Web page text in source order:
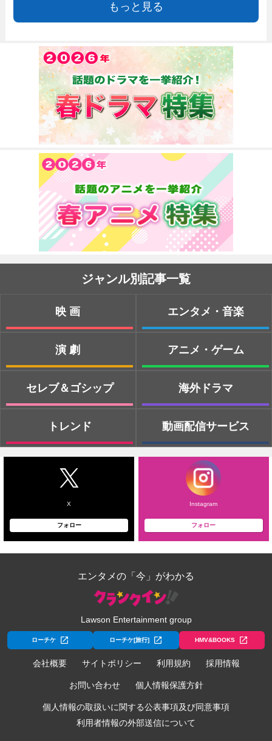
もっと見る
ジャンル別記事一覧
映画
演劇
セレブ＆ゴシップ
トレンド
エンタメ・音楽
アニメ・ゲーム
海外ドラマ
動画配信サービス
X
フォロー
Instagram
フォロー
エンタメの「今」がわかる
Lawson Entertainment group
ローチケ ローチケ[旅行] HMV&BOOKS
会社概要 サイトポリシー 利用規約 採用情報
お問い合わせ 個人情報保護方針
個人情報の取扱いに関する公表事項及び同意事項
利用者情報の外部送信について